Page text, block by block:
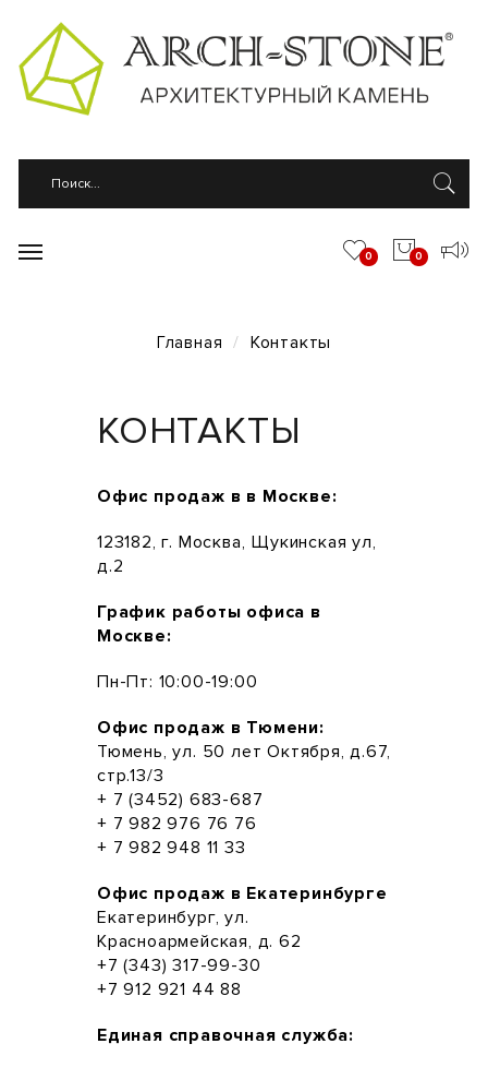
0 0
Главная Контакты
КОНТАКТЫ
Офис продаж в в Москве:
123182, г. Москва, Щукинская ул,
д.2
График работы офиса в
Москве:
Пн-Пт: 10:00-19:00
Офис продаж в Тюмени:
Тюмень, ул. 50 лет Октября, д.67,
стр.13/3
+ 7 (3452) 683-687
+ 7 982 976 76 76
+ 7 982 948 11 33
Офис продаж в Екатеринбурге
Екатеринбург, ул.
Красноармейская, д. 62
+7 (343) 317-99-30
+7 912 921 44 88
Единая справочная служба: